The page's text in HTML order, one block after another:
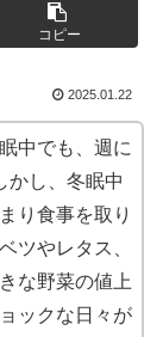
コピー
2025.01.22
中でも、週に
かし、冬眠中
り食事を取り
ツやレタス、
な野菜の値上
ックな日々が